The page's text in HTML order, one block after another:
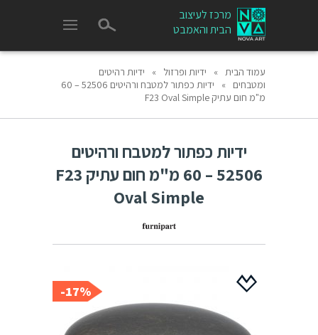
מרכז לעיצוב
הבית והאמבט
עמוד הבית » ידיות ופרזול »
ידיות רהיטים
ומטבחים
»
ידיות כפתור למטבח ורהיטים 52506 – 60
מ"מ חום עתיק F23 Oval Simple
ידיות כפתור למטבח ורהיטים
52506 – 60 מ"מ חום עתיק F23
Oval Simple
17%-